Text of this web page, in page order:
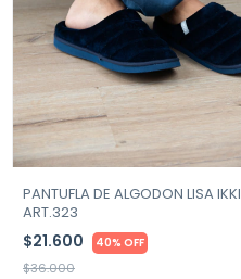
PANTUFLA DE ALGODON LISA IKKI
ART.323
$21.600 40% OFF
$36.000